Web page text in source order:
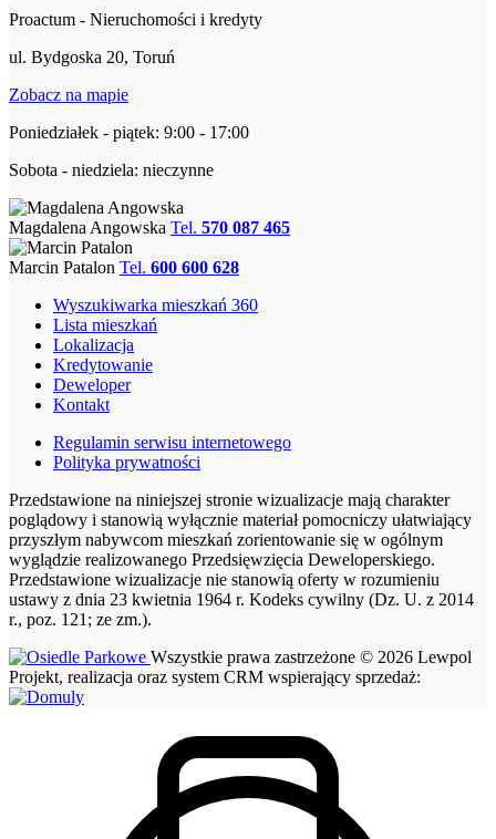
Proactum - Nieruchomości i kredyty
ul. Bydgoska 20, Toruń
Zobacz na mapie
Poniedziałek - piątek: 9:00 - 17:00
Sobota - niedziela: nieczynne
Magdalena Angowska Tel. 570 087 465
Marcin Patalon Tel. 600 600 628
Wyszukiwarka mieszkań 360
Lista mieszkań
Lokalizacja
Kredytowanie
Deweloper
Kontakt
Regulamin serwisu internetowego
Polityka prywatności
Przedstawione na niniejszej stronie wizualizacje mają charakter
poglądowy i stanowią wyłącznie materiał pomocniczy ułatwiający
przyszłym nabywcom mieszkań zorientowanie się w ogólnym
wyglądzie realizowanego Przedsięwzięcia Deweloperskiego.
Przedstawione wizualizacje nie stanowią oferty w rozumieniu
ustawy z dnia 23 kwietnia 1964 r. Kodeks cywilny (Dz. U. z 2014
r., poz. 121; ze zm.).
Wszystkie prawa zastrzeżone © 2026 Lewpol
Projekt, realizacja oraz system CRM wspierający sprzedaż: